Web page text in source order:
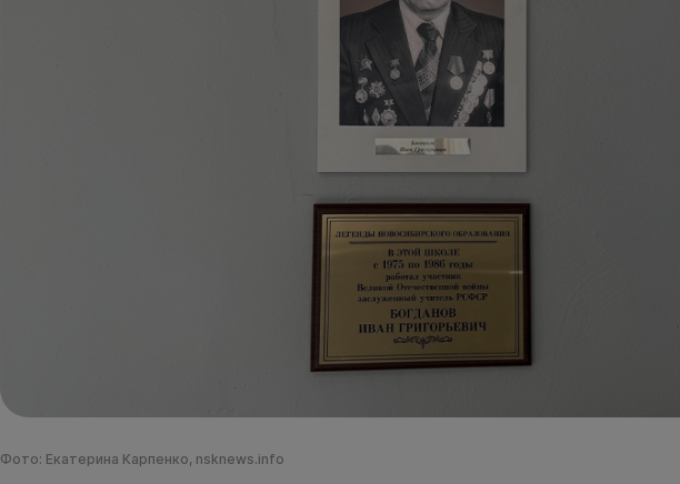
Фото: Екатерина Карпенко, nsknews.info